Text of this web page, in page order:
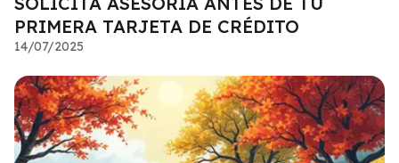
PRIMERA TARJETA DE CRÉDITO
14/07/2025